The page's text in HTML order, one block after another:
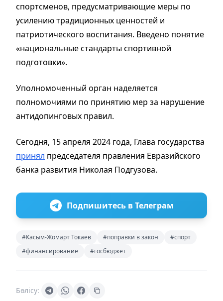
спортсменов, предусматривающие меры по
усилению традиционных ценностей и
патриотического воспитания. Введено понятие
«национальные стандарты спортивной
подготовки».
Уполномоченный орган наделяется
полномочиями по принятию мер за нарушение
антидопинговых правил.
Сегодня, 15 апреля 2024 года, Глава государства
принял председателя правления Евразийского
банка развития Николая Подгузова.
Подпишитесь в Телеграм
#Касым-Жомарт Токаев #поправки в закон
#спорт
#финансирование
#госбюджет
Бөлісу: